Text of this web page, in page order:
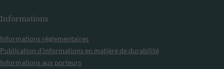
Informations
Informations réglementaires
Publication d’informations en matière de durabilité
Informations aux porteurs